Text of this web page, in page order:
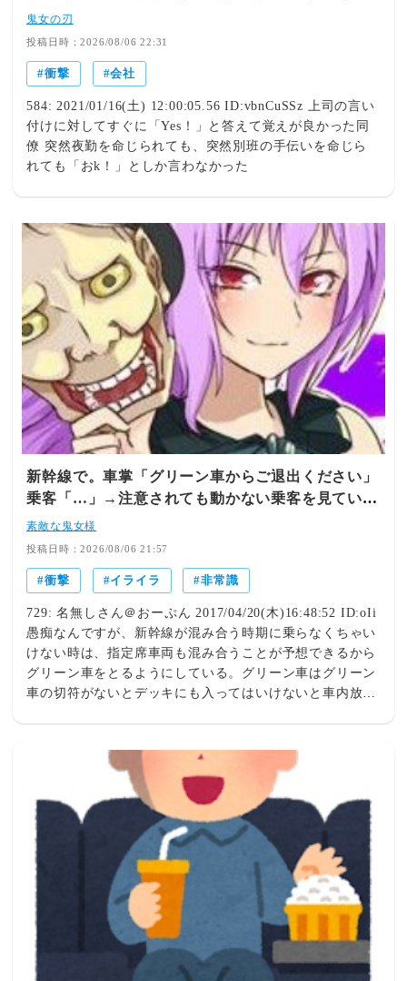
ます！」と宣言した。
鬼女の刃
投稿日時：2026/08/06 22:31
衝撃 会社
584: 2021/01/16(土) 12:00:05.56 ID:vbnCuSSz 上司の言い
付けに対してすぐに「Yes！」と答えて覚えが良かった同
僚 突然夜勤を命じられても、突然別班の手伝いを命じら
れても「おk！」としか言わなかった
新幹線で。車掌「グリーン車からご退出ください」
乗客「…」→注意されても動かない乗客を見ていた
ら、その直後まさかの展開に…
素敵な鬼女様
投稿日時：2026/08/06 21:57
衝撃 イライラ 非常識
729: 名無しさん＠おーぷん 2017/04/20(木)16:48:52 ID:oIi
愚痴なんですが、新幹線が混み合う時期に乗らなくちゃい
けない時は、指定席車両も混み合うことが予想できるから
グリーン車をとるようにしている。グリーン車はグリーン
車の切符がないとデッキにも入ってはいけないと車内放送
デッキまで満員みたいな状態だった。むしろ何人かはグリ
ーン車の車内に立ち始めていた。引用元: ・スレを立てる
までに至らない愚痴・悩み・相談part68